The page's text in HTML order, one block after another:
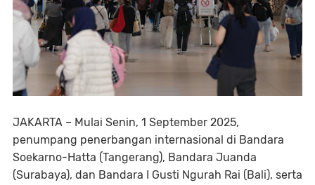
JAKARTA – Mulai Senin, 1 September 2025,
penumpang penerbangan internasional di Bandara
Soekarno-Hatta (Tangerang), Bandara Juanda
(Surabaya), dan Bandara I Gusti Ngurah Rai (Bali), serta